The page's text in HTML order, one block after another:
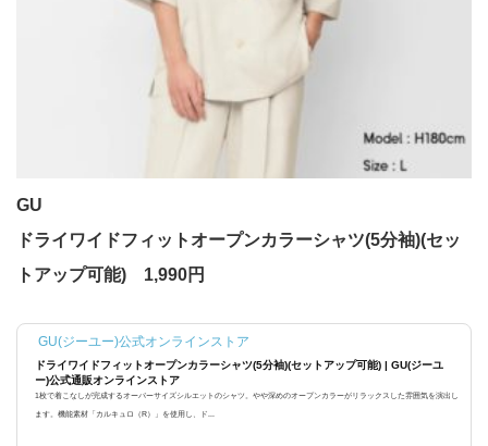
GU
ドライワイドフィットオープンカラーシャツ(5分袖)(セッ
トアップ可能) 1,990円
GU(ジーユー)公式オンラインストア
ドライワイドフィットオープンカラーシャツ(5分袖)(セットアップ可能) | GU(ジーユ
ー)公式通販オンラインストア
1枚で着こなしが完成するオーバーサイズシルエットのシャツ。やや深めのオープンカラーがリラックスした雰囲気を演出し
ます。機能素材「カルキュロ（R）」を使用し、ド...